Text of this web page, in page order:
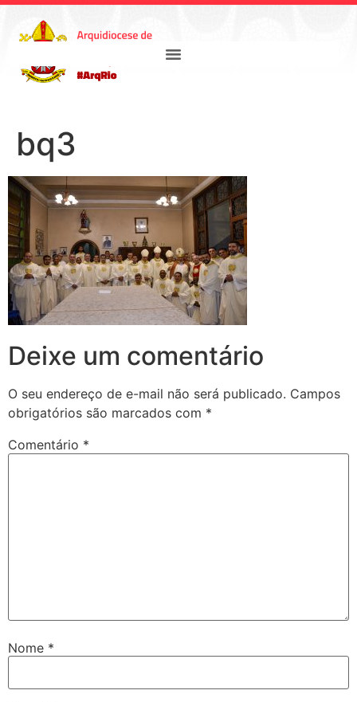
bq3
Deixe um comentário
O seu endereço de e-mail não será publicado. Campos
obrigatórios são marcados com *
Comentário *
Nome *